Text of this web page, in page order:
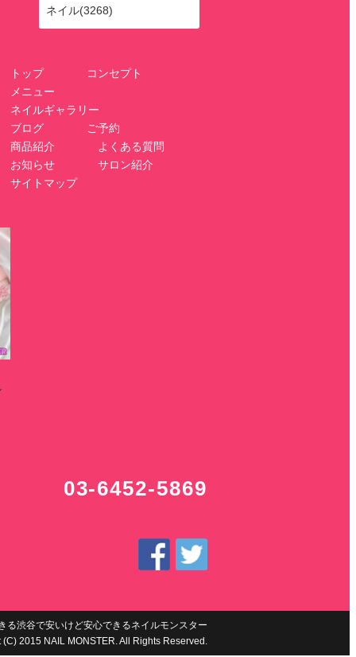
ネイル(3268)
トップ
コンセプト
メニュー
ネイルギャラリー
ブログ
ご予約
商品紹介
よくある質問
お知らせ
サロン紹介
サイトマップ
03-6452-5869
る渋谷で安いけど安心できるネイルモンスター
2015 NAIL MONSTER. All Rights Reserved.